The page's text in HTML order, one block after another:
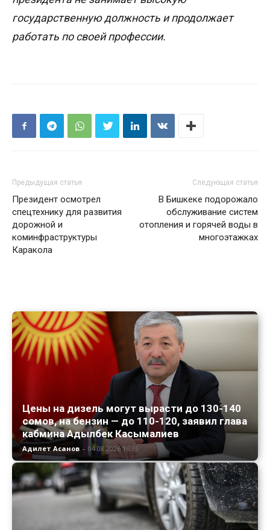
государственную должность и продолжает
работать по своей профессии.
Предыдущая статья
Президент осмотрел
спецтехнику для развития
дорожной и
коминфраструктуры
Каракола
Следующая статья
В Бишкеке подорожало
обслуживание систем
отопления и горячей воды в
многоэтажках
Цены на дизель могут вырасти до 130-140
сомов, на бензин — до 110-120, заявил глава
кабмина Адылбек Касымалиев
Адилет Асанов - 04.08.2026 16:36